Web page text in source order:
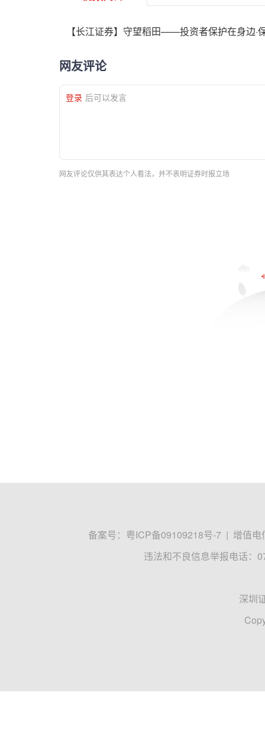
【长江证券】守望稻田——投资者保护在身边·
网友评论
登录 后可以发言
网友评论仅供其表达个人看法，并不表明证券时报立场
备案号： 粤ICP备09109218号-7 | 增值电
违法和不良信息举报电话：
深圳